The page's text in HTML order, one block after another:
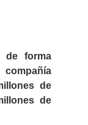
de forma
de
de